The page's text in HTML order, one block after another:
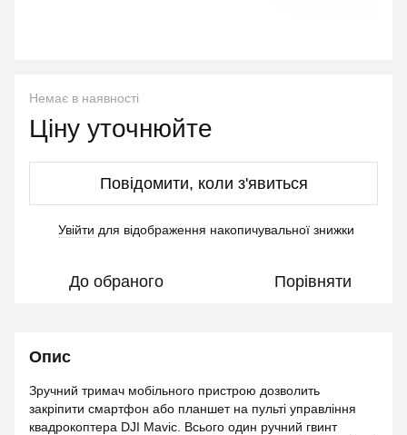
Немає в наявності
Ціну уточнюйте
Повідомити, коли з'явиться
Увійти для відображення накопичувальної знижки
До обраного Порівняти
Опис
Зручний тримач мобільного пристрою дозволить
закріпити смартфон або планшет на пульті управління
квадрокоптера DJI Mavic. Всього один ручний гвинт